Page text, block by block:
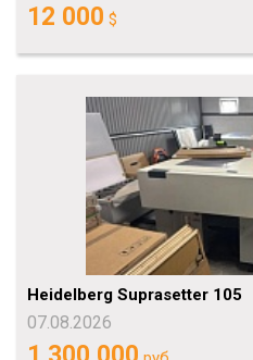
12 000 $
Heidelberg Suprasetter 105
07.08.2026